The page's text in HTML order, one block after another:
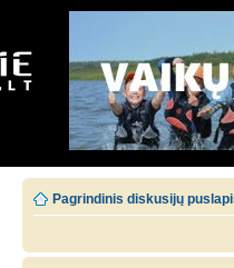
Pagrindinis diskusijų